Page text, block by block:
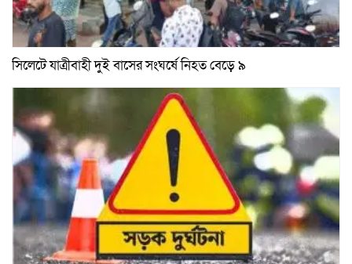
সিলেটে যাত্রীবাহী দুই বাসের সংঘর্ষে নিহত বেড়ে ৯